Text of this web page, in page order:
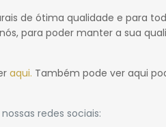
de ótima qualidade e para
para poder manter a sua
aqui. Também pode ver aqui
redes sociais: